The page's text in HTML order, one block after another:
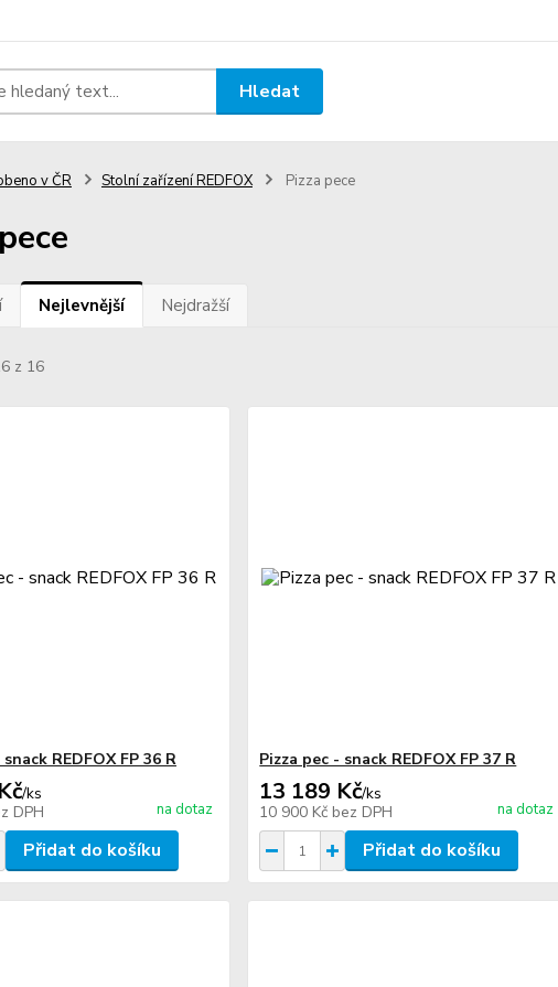
Hledat
v ČR Stolní zařízení REDFOX Pizza pece
Nejlevnější Nejdražší
z 16
REDFOX FP 36 R
/ks
DPH na dotaz
Přidat do košíku
Pizza pec - snack REDFOX FP 37 R
13 189 Kč/ks
10 900 Kč bez DPH na dotaz
Přidat do košíku